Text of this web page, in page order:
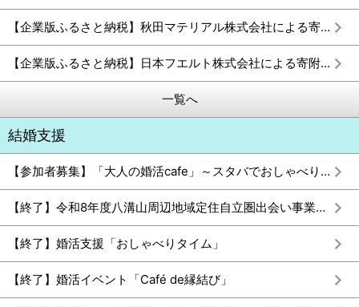
【企業版ふるさと納税】秋田マテリアル株式会社による寄附贈呈式を実施しました
【企業版ふるさと納税】日本フエルト株式会社による寄附贈呈式を実施しました
一覧へ
結婚支援
【参加者募集】「大人の婚活cafe」～スタバでおしゃべりタイム～
【終了】令和8年度八溝山周辺地域定住自立圏出会い事業婚活イベント「YAMIZO KON」
【終了】婚活支援「おしゃべりタイム」
【終了】婚活イベント「Café de縁結び」